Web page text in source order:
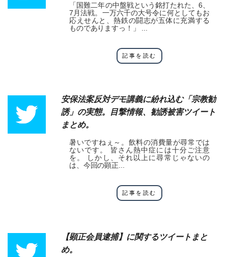
「国難二年の中盤戦という銘打たれた、6、
7月法戦。一万六千の大号令に何としてもお
応えせんと、熱鉄の闘志が五体に充満する
ものでありますっ！」 ...
記事を読む
安保法案反対デモ講義に紛れ込む「宗教勧
誘」の実態。目撃情報、勧誘被害ツイート
まとめ。
暑いですねぇ～。飲料の消費量が尋常では
ないです。 皆さん熱中症には十分ご注意
を。 しかし、それ以上に尋常じゃないの
は、今回の顕正...
記事を読む
【顕正会員逮捕】に関するツイートまと
め。